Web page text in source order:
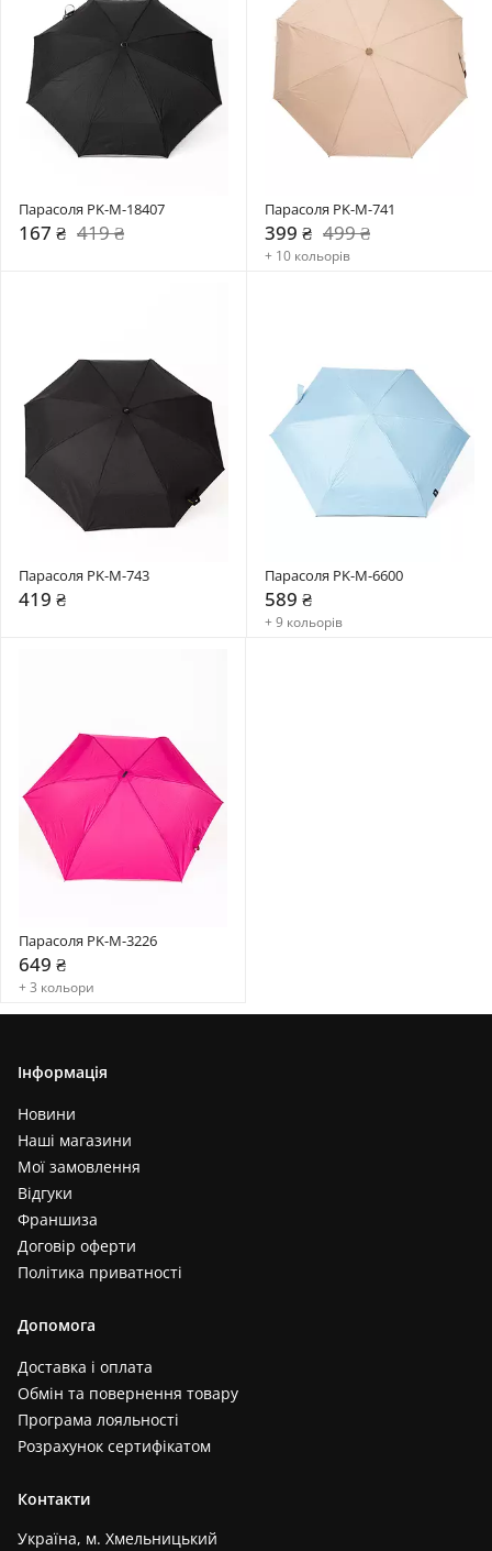
Парасоля PK-M-18407
167 ₴ 419 ₴
Парасоля PK-M-741
399 ₴ 499 ₴
+ 10 кольорів
Парасоля PK-M-743
419 ₴
Парасоля PK-M-6600
589 ₴
+ 9 кольорів
Парасоля PK-M-3226
649 ₴
+ 3 кольори
Інформація
Новини
Наші магазини
Мої замовлення
Відгуки
Франшиза
Договір оферти
Політика приватності
Допомога
Доставка і оплата
Обмін та повернення товару
Програма лояльності
Розрахунок сертифікатом
Контакти
Україна, м. Хмельницький